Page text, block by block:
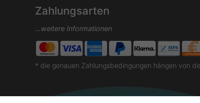
Zahlungsarten
...weitere Informationen
* die genauen Zahlungsbedingungen hängen von